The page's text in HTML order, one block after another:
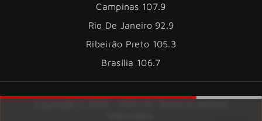
Campinas 107.9
Rio De Janeiro 92.9
Ribeirão Preto 105.3
Brasília 106.7